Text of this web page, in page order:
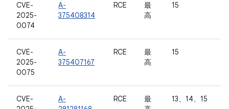
CVE-
2025-
0074
A-
375408314
RCE
最
高
15
CVE-
2025-
0075
A-
375407167
RCE
最
高
15
CVE-
A-
RCE
最
13、14、15